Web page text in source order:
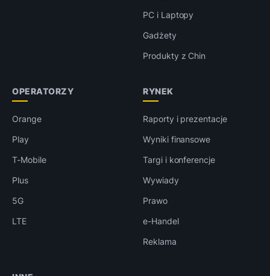
PC i Laptopy
Gadżety
Produkty z Chin
OPERATORZY
Orange
Play
T-Mobile
Plus
5G
LTE
RYNEK
Raporty i prezentacje
Wyniki finansowe
Targi i konferencje
Wywiady
Prawo
e-Handel
Reklama